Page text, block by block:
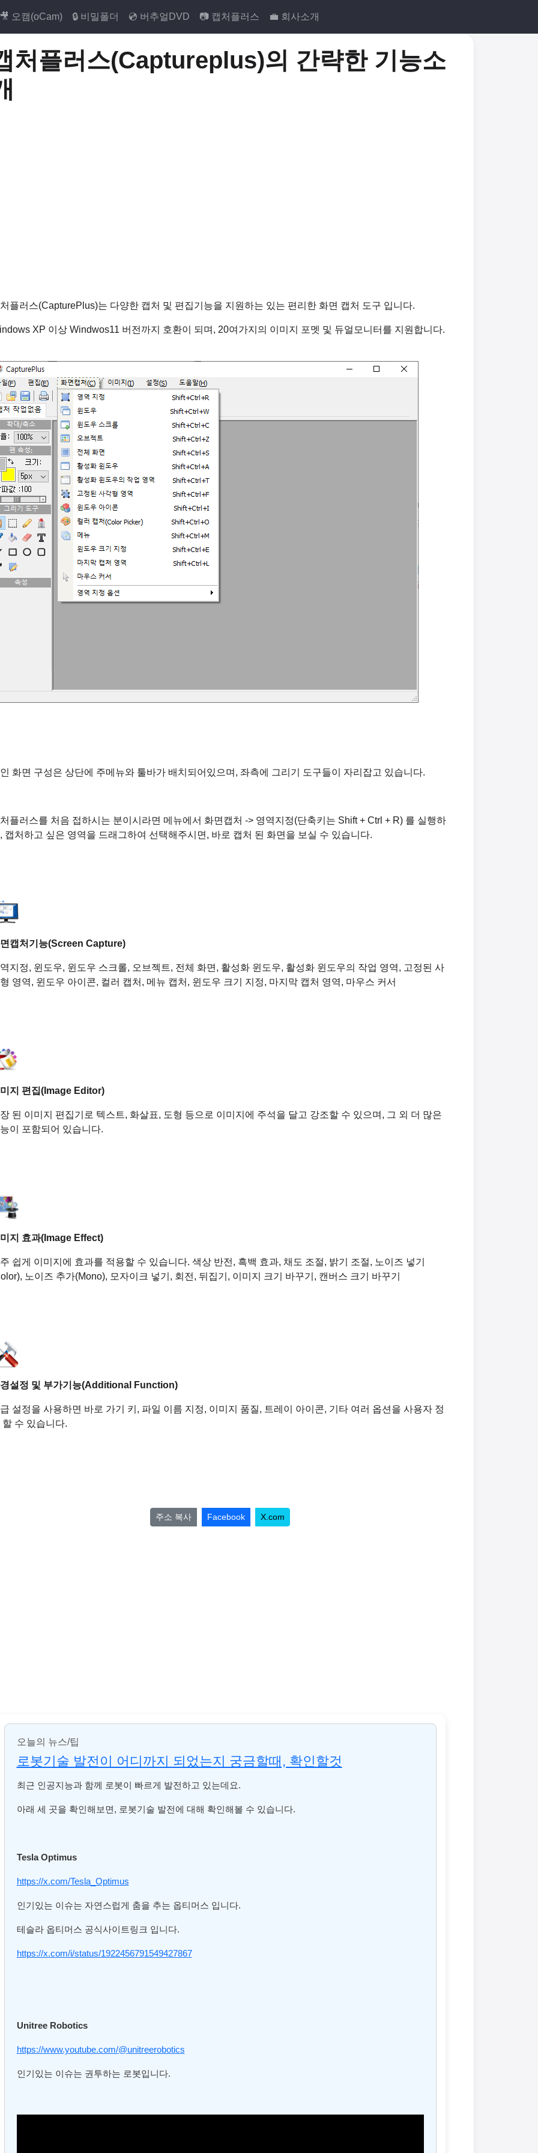
🎥 오캠(oCam) 🔒 비밀폴더 💿 버추얼DVD 📷 캡처플러스 💼 회사소개
처플러스(Captureplus)의 간략한 기능소
플러스(CapturePlus)는 다양한 캡처 및 편집기능을 지원하는 있는 편리한 화면 캡처 도구 입니다.
XP 이상 Windwos11 버전까지 호환이 되며, 20여가지의 이미지 포멧 및 듀얼모니터를 지원합니다.
화면 구성은 상단에 주메뉴와 툴바가 배치되어있으며, 좌측에 그리기 도구들이 자리잡고 있습니다.
플러스를 처음 접하시는 분이시라면 메뉴에서 화면캡처 -> 영역지정(단축키는 Shift + Ctrl + R) 를 실행하
캡처하고 싶은 영역을 드래그하여 선택해주시면, 바로 캡처 된 화면을 보실 수 있습니다.
캡처기능(Screen Capture)
지정, 윈도우, 윈도우 스크롤, 오브젝트, 전체 화면, 활성화 윈도우, 활성화 윈도우의 작업 영역, 고정된 사
영역, 윈도우 아이콘, 컬러 캡처, 메뉴 캡처, 윈도우 크기 지정, 마지막 캡처 영역, 마우스 커서
지 편집(Image Editor)
된 이미지 편집기로 텍스트, 화살표, 도형 등으로 이미지에 주석을 달고 강조할 수 있으며, 그 외 더 많은
이 포함되어 있습니다.
지 효과(Image Effect)
쉽게 이미지에 효과를 적용할 수 있습니다. 색상 반전, 흑백 효과, 채도 조절, 밝기 조절, 노이즈 넣기
노이즈 추가(Mono), 모자이크 넣기, 회전, 뒤집기, 이미지 크기 바꾸기, 캔버스 크기 바꾸기
설정 및 부가기능(Additional Function)
설정을 사용하면 바로 가기 키, 파일 이름 지정, 이미지 품질, 트레이 아이콘, 기타 여러 옵션을 사용자 정
할 수 있습니다.
주소 복사 Facebook X.com
오늘의 뉴스/팁
로봇기술 발전이 어디까지 되었는지 궁금할때, 확인할것
최근 인공지능과 함께 로봇이 빠르게 발전하고 있는데요.
아래 세 곳을 확인해보면, 로봇기술 발전에 대해 확인해볼 수 있습니다.
Tesla Optimus
https://x.com/Tesla_Optimus
인기있는 이슈는 자연스럽게 춤을 추는 옵티머스 입니다.
테슬라 옵티머스 공식사이트링크 입니다.
https://x.com/i/status/1922456791549427867
Unitree Robotics
https://www.youtube.com/@unitreerobotics
인기있는 이슈는 권투하는 로봇입니다.